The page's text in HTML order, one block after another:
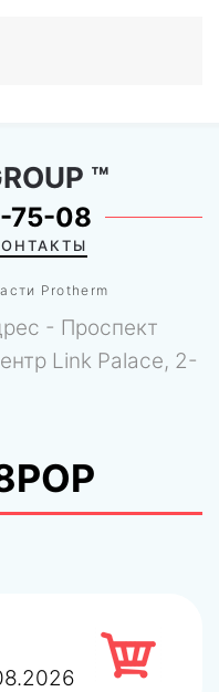
Protherm
™
75-08
- Проспект
Link Palace, 2-